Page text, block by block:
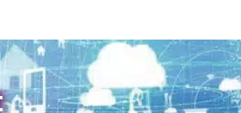
緩解聲譽損害